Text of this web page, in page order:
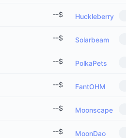
في العملات المشفرة
Huckleberry
$
--
Solarbeam
$
--
PolkaPets
$
--
FantOHM
$
--
Moonscape
$
--
MoonDao
$
--